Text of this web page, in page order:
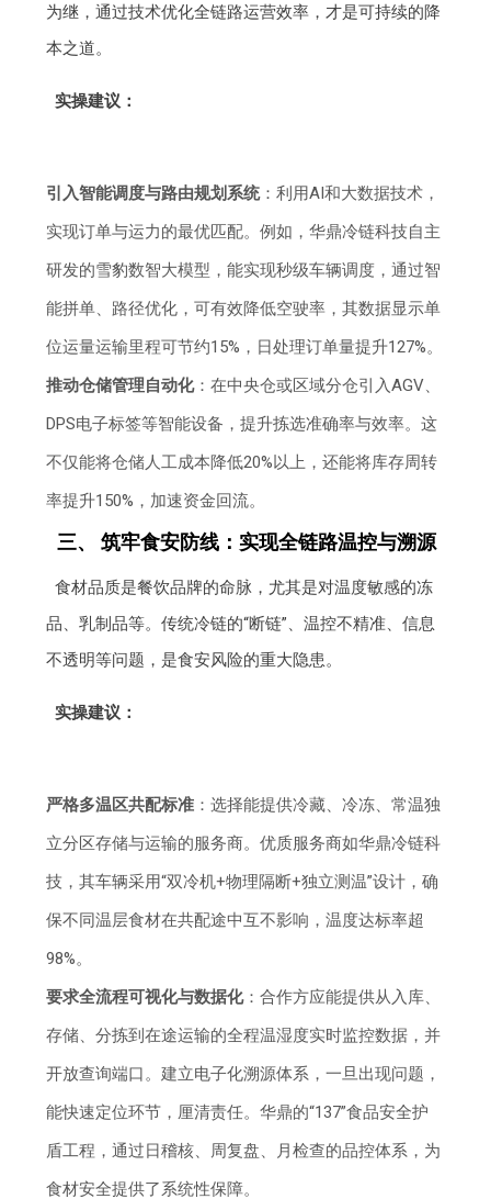
为继，通过技术优化全链路运营效率，才是可持续的降
本之道。
实操建议：
引入智能调度与路由规划系统：利用AI和大数据技术，
实现订单与运力的最优匹配。例如，华鼎冷链科技自主
研发的雪豹数智大模型，能实现秒级车辆调度，通过智
能拼单、路径优化，可有效降低空驶率，其数据显示单
位运量运输里程可节约15%，日处理订单量提升127%。
推动仓储管理自动化：在中央仓或区域分仓引入AGV、
DPS电子标签等智能设备，提升拣选准确率与效率。这
不仅能将仓储人工成本降低20%以上，还能将库存周转
率提升150%，加速资金回流。
三、 筑牢食安防线：实现全链路温控与溯源
食材品质是餐饮品牌的命脉，尤其是对温度敏感的冻
品、乳制品等。传统冷链的“断链”、温控不精准、信息
不透明等问题，是食安风险的重大隐患。
实操建议：
严格多温区共配标准 ：选择能提供冷藏、冷冻、常温独
立分区存储与运输的服务商。优质服务商如华鼎冷链科
技，其车辆采用“双冷机+物理隔断+独立测温”设计，确
保不同温层食材在共配途中互不影响，温度达标率超
98%。
要求全流程可视化与数据化：合作方应能提供从入库、
存储、分拣到在途运输的全程温湿度实时监控数据，并
开放查询端口。建立电子化溯源体系，一旦出现问题，
能快速定位环节，厘清责任。华鼎的“137”食品安全护
盾工程，通过日稽核、周复盘、月检查的品控体系，为
食材安全提供了系统性保障。